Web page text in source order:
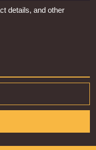
details, and other